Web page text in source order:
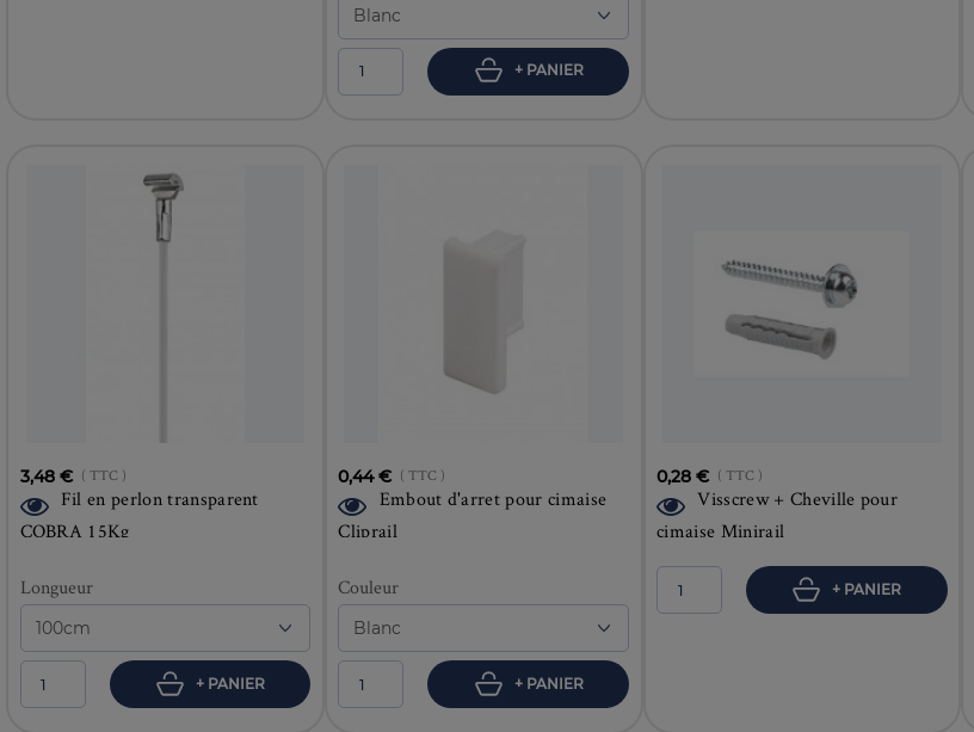
+ PANIER
3,48 € ( TTC )
Fil en perlon transparent
COBRA 15Kg
Longueur
+ PANIER
0,44 € ( TTC )
Embout d'arret pour cimaise
Cliprail
Couleur
+ PANIER
0,28 € ( TTC )
Visscrew + Cheville pour
cimaise Minirail
+ PANIER